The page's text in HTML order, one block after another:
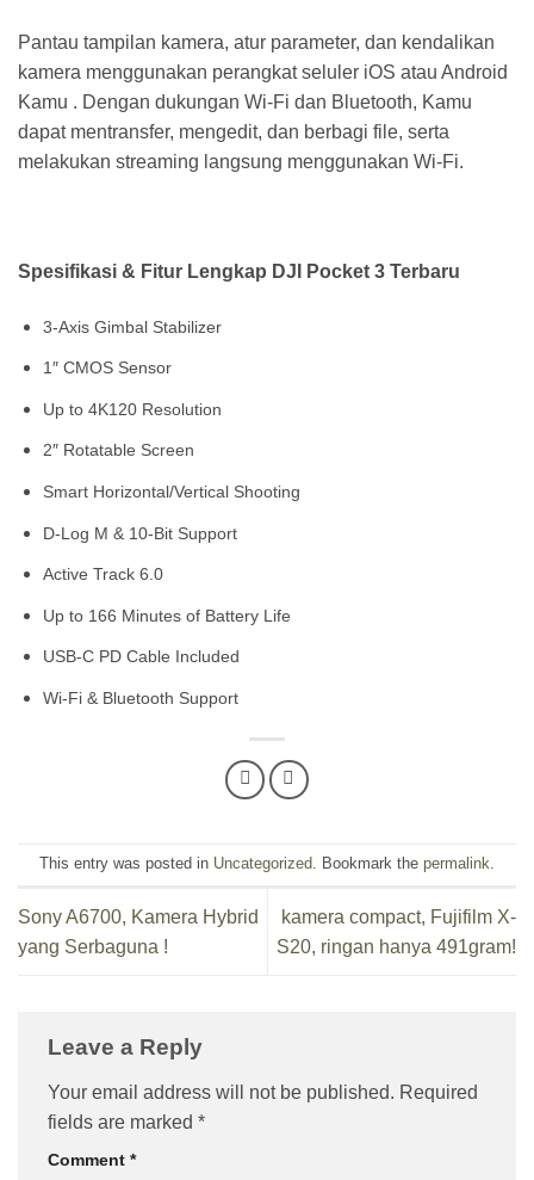
Pantau tampilan kamera, atur parameter, dan kendalikan
kamera menggunakan perangkat seluler iOS atau Android
Kamu . Dengan dukungan Wi-Fi dan Bluetooth, Kamu
dapat mentransfer, mengedit, dan berbagi file, serta
melakukan streaming langsung menggunakan Wi-Fi.
Spesifikasi & Fitur Lengkap DJI Pocket 3 Terbaru
3-Axis Gimbal Stabilizer
1″ CMOS Sensor
Up to 4K120 Resolution
2″ Rotatable Screen
Smart Horizontal/Vertical Shooting
D-Log M & 10-Bit Support
Active Track 6.0
Up to 166 Minutes of Battery Life
USB-C PD Cable Included
Wi-Fi & Bluetooth Support
This entry was posted in Uncategorized. Bookmark the permalink.
Sony A6700, Kamera Hybrid
yang Serbaguna !
kamera compact, Fujifilm X-
S20, ringan hanya 491gram!
Leave a Reply
Your email address will not be published. Required
fields are marked *
Comment *